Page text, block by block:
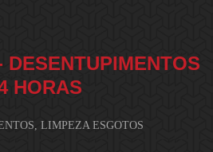
DESENTUPIMENTOS
HORAS
LIMPEZA ESGOTOS